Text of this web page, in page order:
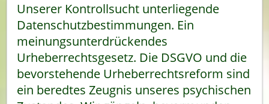
Unserer Kontrollsucht unterliegende
Datenschutzbestimmungen. Ein
meinungsunterdrückendes
Urheberrechtsgesetz. Die DSGVO und die
bevorstehende Urheberrechtsreform sind
ein beredtes Zeugnis unseres psychischen